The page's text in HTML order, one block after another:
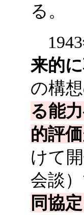
る。
1943
来的
の構
る能
的評価
けて
会談
同協定